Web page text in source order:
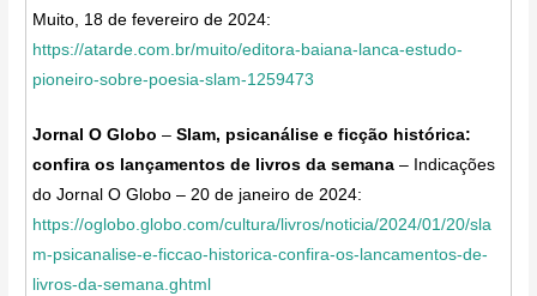
Muito, 18 de fevereiro de 2024:
https://atarde.com.br/muito/editora-baiana-lanca-estudo-
pioneiro-sobre-poesia-slam-1259473
Jornal O Globo–Slam, psicanálise e ficção histórica:
confira os lançamentos de livros da semana – Indicações
do Jornal O Globo – 20 de janeiro de 2024:
https://oglobo.globo.com/cultura/livros/noticia/2024/01/20/sla
m-psicanalise-e-ficcao-historica-confira-os-lancamentos-de-
livros-da-semana.ghtml